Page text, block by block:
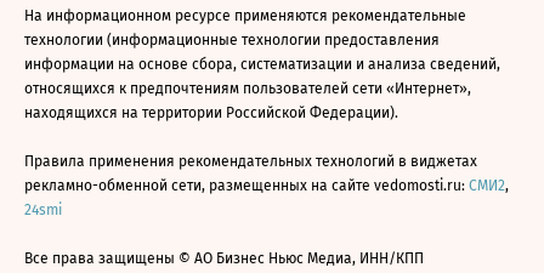
На информационном ресурсе применяются рекомендательные
технологии (информационные технологии предоставления
информации на основе сбора, систематизации и анализа сведений,
относящихся к предпочтениям пользователей сети «Интернет»,
находящихся на территории Российской Федерации).
Правила применения рекомендательных технологий в виджетах
рекламно-обменной сети, размещенных на сайте vedomosti.ru: СМИ2,
24smi
Все права защищены © АО Бизнес Ньюс Медиа, ИНН/КПП